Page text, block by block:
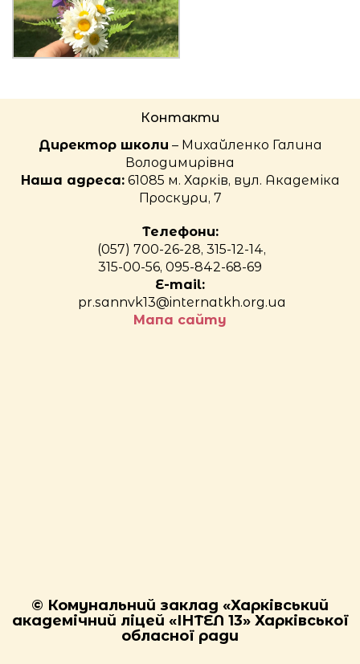
Контакти
Директор школи – Михайленко Галина
Володимирівна
Наша адреса:61085 м. Харків, вул. Академіка
Проскури, 7
Телефони:
(057) 700-26-28, 315-12-14,
315-00-56, 095-842-68-69
E-mail:
pr.sannvk13@internatkh.org.ua
Мапа сайту
© Комунальний заклад «Харківський
академічний ліцей «ІНТЕЛ 13» Харківської
обласної ради